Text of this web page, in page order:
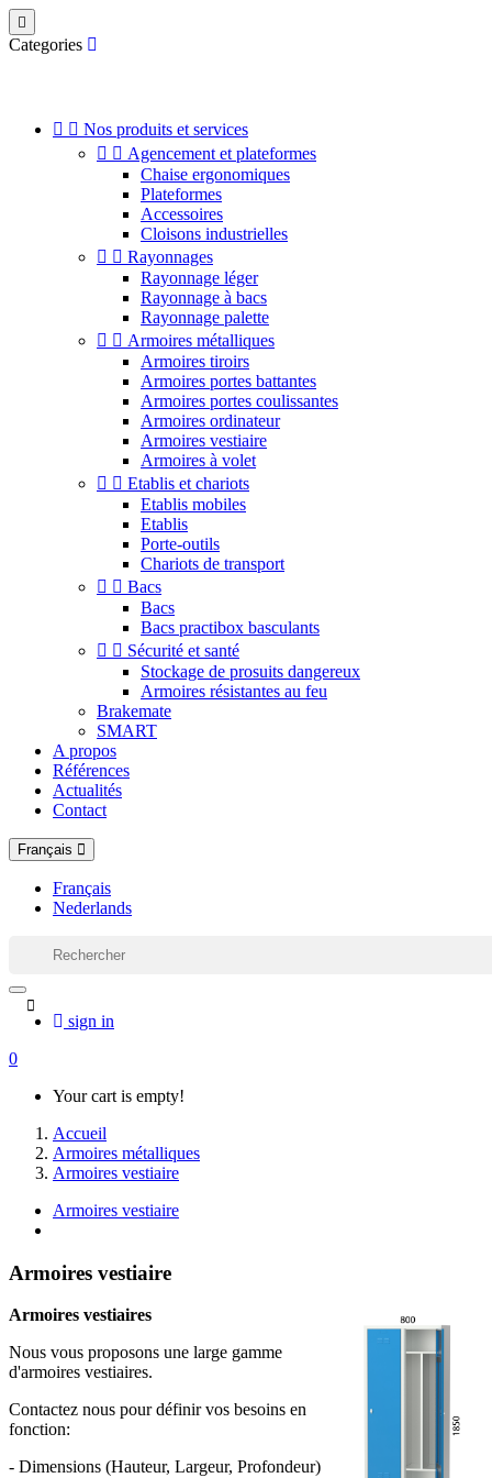

Categories
  Nos produits et services
  Agencement et plateformes
Chaise ergonomiques
Plateformes
Accessoires
Cloisons industrielles
  Rayonnages
Rayonnage léger
Rayonnage à bacs
Rayonnage palette
  Armoires métalliques
Armoires tiroirs
Armoires portes battantes
Armoires portes coulissantes
Armoires ordinateur
Armoires vestiaire
Armoires à volet
  Etablis et chariots
Etablis mobiles
Etablis
Porte-outils
Chariots de transport
  Bacs
Bacs
Bacs practibox basculants
  Sécurité et santé
Stockage de prosuits dangereux
Armoires résistantes au feu
Brakemate
SMART
A propos
Références
Actualités
Contact
Français
Français
Nederlands
sign in
0
Your cart is empty!
Accueil
Armoires métalliques
Armoires vestiaire
Armoires vestiaire
Armoires vestiaire
Armoires vestiaires
Nous vous proposons une large gamme
d'armoires vestiaires.
Contactez nous pour définir vos besoins en
fonction:
- Dimensions (Hauteur, Largeur, Profondeur)